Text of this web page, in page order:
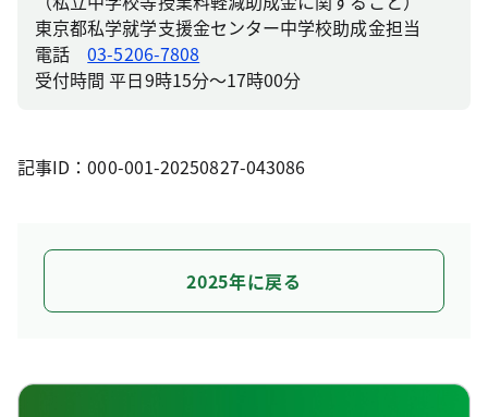
東京都私学就学支援金センター中学校助成金担当
電話03-5206-7808
受付時間 平日9時15分～17時00分
記事ID：000-001-20250827-043086
2025年に戻る